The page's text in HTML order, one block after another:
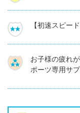
【初速スピー
お子様の疲れ
ポーツ専用サ